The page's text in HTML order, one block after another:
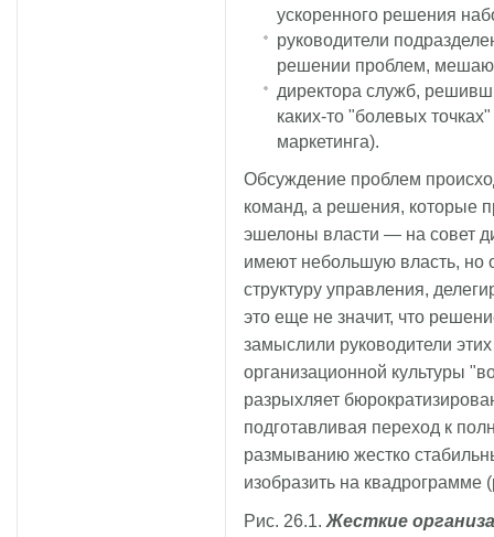
ускоренного решения
руководители
решении проблем,
директора служб,
каких-то "болевых
маркетинга).
Обсуждение проблем
команд, а решения, которые
эшелоны власти — на совет
имеют небольшую власть, но
структуру управления,
это еще не значит, что
замыслили руководители
организационной культуры
разрыхляет
подготавливая переход к
размыванию жестко
изобразить на квадрограмме
Рис. 26.1. Жесткие